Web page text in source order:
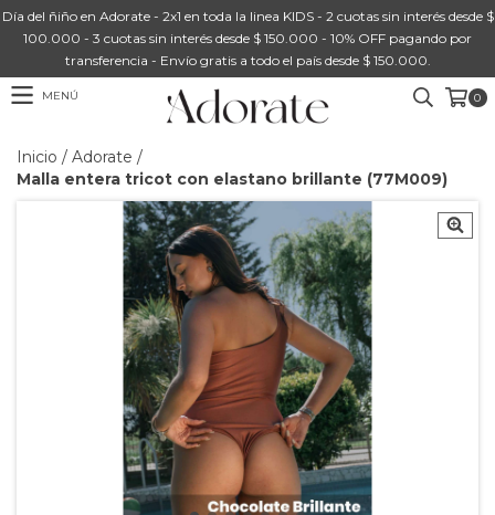
Día del ñiño en Adorate - 2x1 en toda la linea KIDS - 2 cuotas sin interés desde $
100.000 - 3 cuotas sin interés desde $ 150.000 - 10% OFF pagando por
transferencia - Envío gratis a todo el país desde $ 150.000.
MENÚ 0
Inicio / Adorate /
Malla entera tricot con elastano brillante (77M009)